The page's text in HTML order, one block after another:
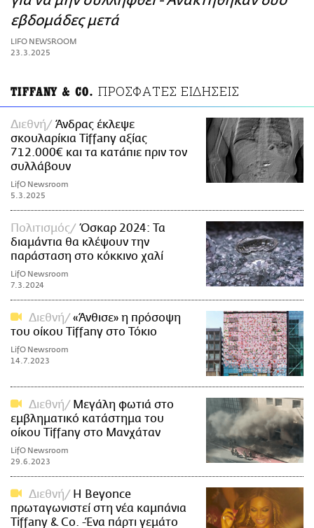
ΑΜΠΑ
PRINT
εβδομάδες μετά
LIFO NEWSROOM
23.3.2025
TIFFANY & CO. ΠΡΟΣΦΑΤΕΣ ΕΙΔΗΣΕΙΣ
Διεθνή
Άνδρας έκλεψε
σκουλαρίκια Tiffany αξίας
712.000€ και τα κατάπιε πριν τον
συλλάβουν
LifO Newsroom
5.3.2025
Πολιτισμός
Όσκαρ 2024: Τα
διαμάντια θα κλέψουν την
παράσταση στο κόκκινο χαλί
LifO Newsroom
7.3.2024
Διεθνή
«Άνθισε» η πρόσοψη
του οίκου Tiffany στο Τόκιο
LifO Newsroom
14.7.2023
Διεθνή
Μεγάλη φωτιά στο
εμβληματικό κατάστημα του
οίκου Tiffany στο Μανχάταν
LifO Newsroom
29.6.2023
Διεθνή
Η Beyonce
πρωταγωνιστεί στη νέα καμπάνια
Tiffany & Co. -Ένα πάρτι γεμάτο